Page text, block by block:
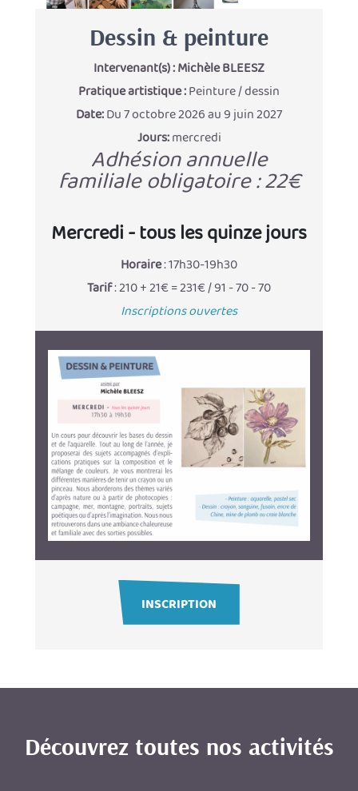
Dessin & peinture
Intervenant(s) :Michèle BLEESZ
Pratique artistique :Peinture / dessin
Date:Du 7 octobre 2026 au 9 juin 2027
Jours:mercredi
Adhésion annuelle
familiale obligatoire : 22€
Mercredi - tous les quinze jours
Horaire: 17h30-19h30
Tarif: 210 + 21€ = 231€ / 91 - 70 - 70
Inscriptions ouvertes
INSCRIPTION
Découvrez toutes nos activités